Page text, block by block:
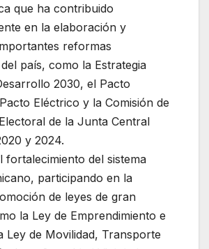
que ha contribuido
en la elaboración y
reformas
país, como la Estrategia
2030, el Pacto
Eléctrico y la Comisión de
de la Junta Central
y 2024.
fortalecimiento del sistema
participando en la
de leyes de gran
la Ley de Emprendimiento e
Ley de Movilidad, Transporte